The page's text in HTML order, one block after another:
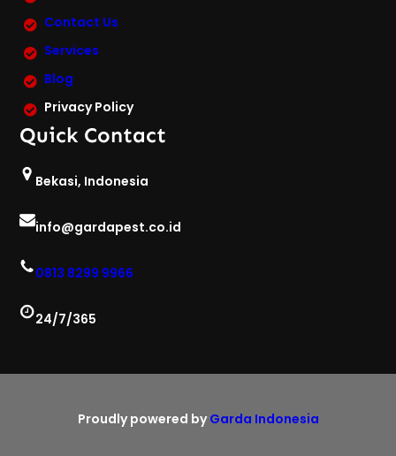
Contact Us
Services
Blog
Privacy Policy
Quick Contact
Bekasi, Indonesia
info@gardapest.co.id
0813 8299 9966
24/7/365
Proudly powered by Garda Indonesia